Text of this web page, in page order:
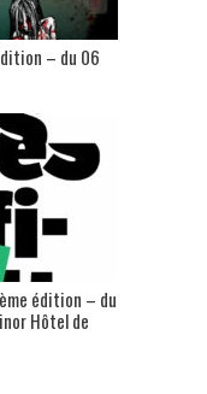
– du 06
édition – du
Hôtel de